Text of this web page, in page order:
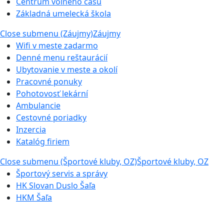
Základná umelecká škola
Close submenu (Záujmy)Záujmy
Wifi v meste zadarmo
Denné menu reštaurácií
Ubytovanie v meste a okolí
Pracovné ponuky
Pohotovosť lekární
Ambulancie
Cestovné poriadky
Inzercia
Katalóg firiem
Close submenu (Športové kluby, OZ)Športové kluby, OZ
Športový servis a správy
HK Slovan Duslo Šaľa
HKM Šaľa